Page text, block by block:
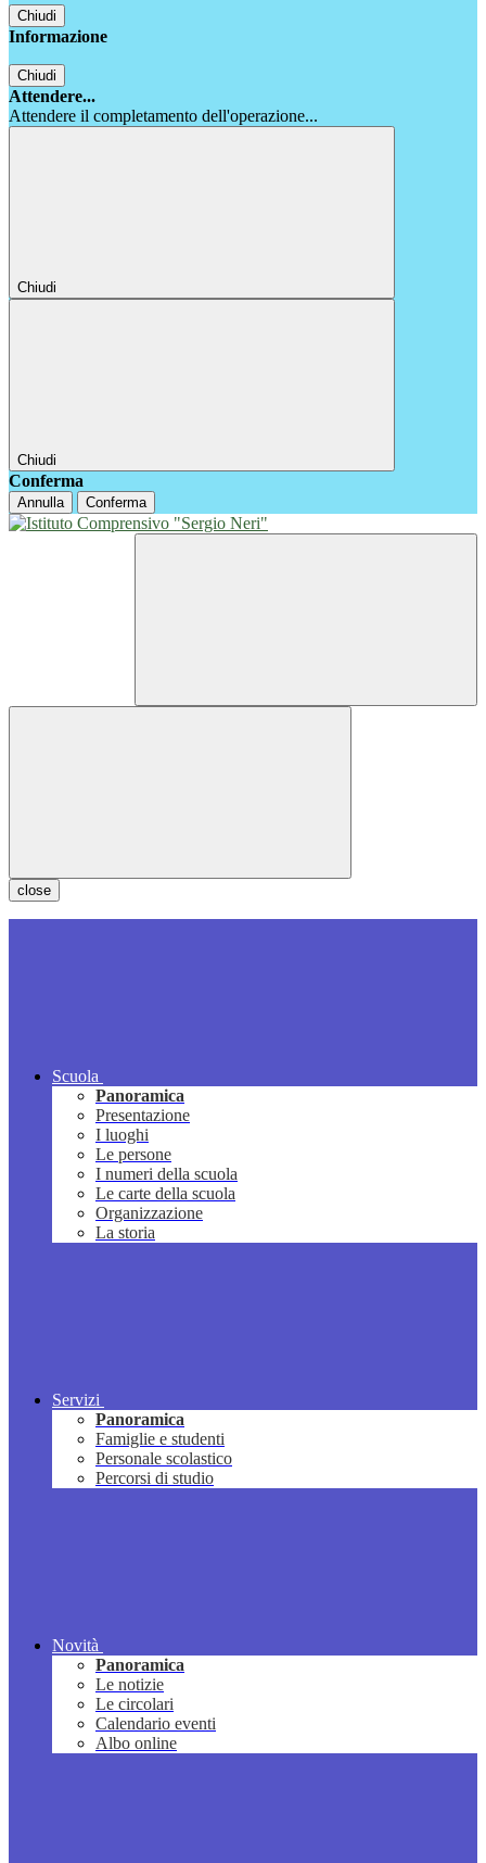
Chiudi
Informazione
Chiudi
Attendere...
Attendere il completamento dell'operazione...
Chiudi
Chiudi
Conferma
Annulla Conferma
close
Scuola
Panoramica
Presentazione
I luoghi
Le persone
I numeri della scuola
Le carte della scuola
Organizzazione
La storia
Servizi
Panoramica
Famiglie e studenti
Personale scolastico
Percorsi di studio
Novità
Panoramica
Le notizie
Le circolari
Calendario eventi
Albo online